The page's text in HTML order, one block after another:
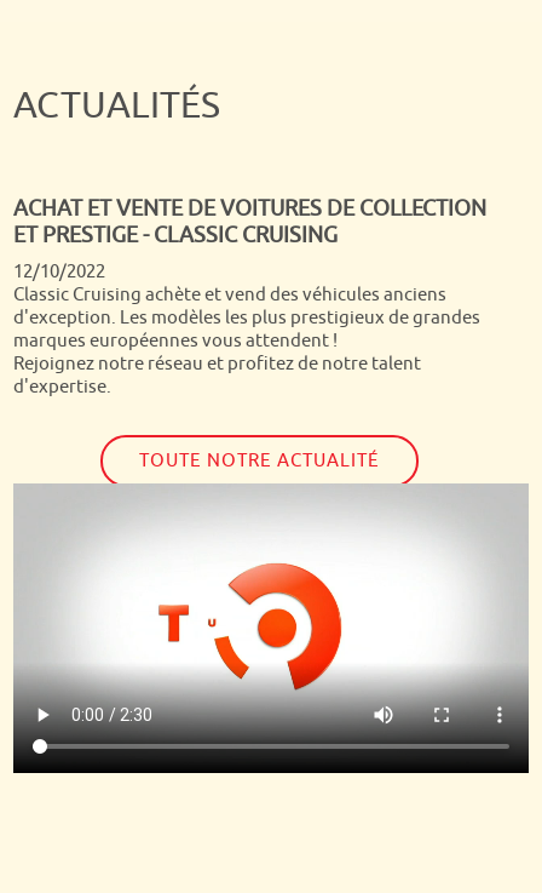
Quand on passe tous ses dimanches matin depuis presque
30 ans devant Turbo, c'est un rêve de voir arriver chez soi
Dominique Chapatte et son équipe ! Nous étions super fiers
de les voir s'étonner de la qualité et la diversité de nos
autos et si notre Jaguar a été vendue dans la semaine qui a
suivi, nous avons toujours notre jolie Volvo P1800 !
ACTUALITÉS
ACHAT ET VENTE DE VOITURES DE COLLECTION
ET PRESTIGE - CLASSIC CRUISING
12/10/2022
Classic Cruising achète et vend des véhicules anciens
d'exception. Les modèles les plus prestigieux de grandes
marques européennes vous attendent !
Rejoignez notre réseau et profitez de notre talent
d'expertise.
TOUTE NOTRE ACTUALITÉ